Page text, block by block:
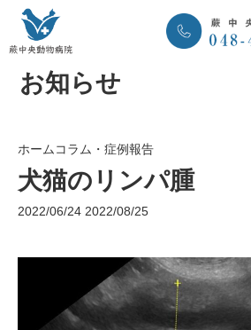
お知らせ
ホーム コラム・症例報告
犬猫のリンパ腫
2022/06/24 2022/08/25